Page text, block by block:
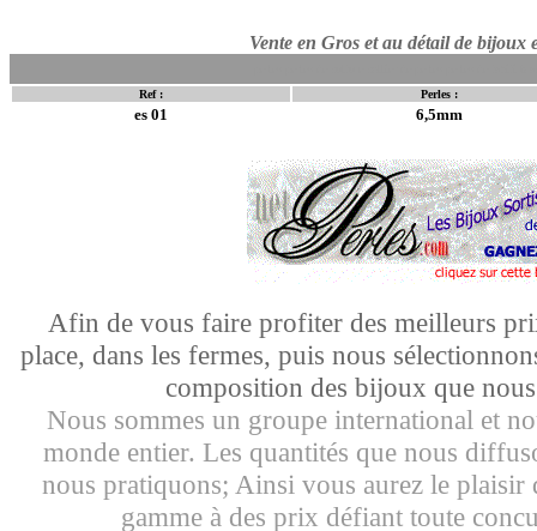
Vente en Gros et au détail de bijoux
Ref :
Perles :
es 01 6,5mm
Afin de vous faire profiter des meilleurs
place, dans les fermes, puis nous
composition des bijoux que
Nous sommes un groupe international et
monde entier. Les quantités que nous
nous pratiquons; Ainsi vous aurez le plaisir
gamme à des prix défiant toute